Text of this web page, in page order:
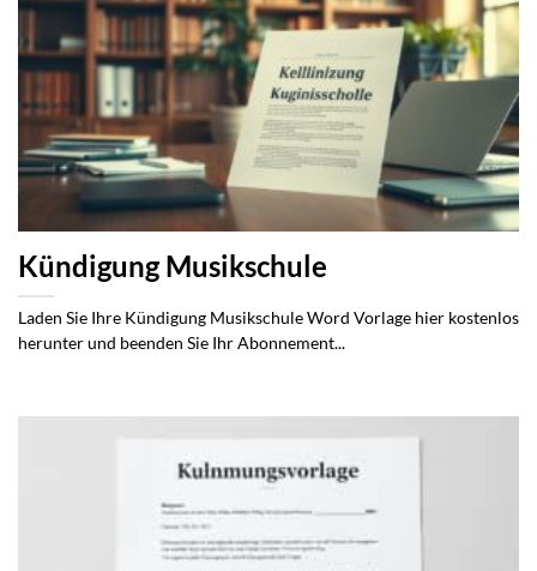
Kündigung Musikschule
Laden Sie Ihre Kündigung Musikschule Word Vorlage hier kostenlos
herunter und beenden Sie Ihr Abonnement...